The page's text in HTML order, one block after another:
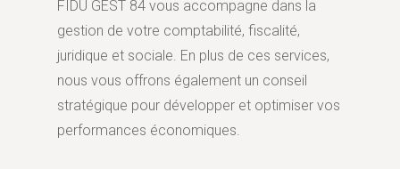
FIDU GEST 84 vous accompagne dans la
gestion de votre comptabilité, fiscalité,
juridique et sociale. En plus de ces services,
nous vous offrons également un conseil
stratégique pour développer et optimiser vos
performances économiques.